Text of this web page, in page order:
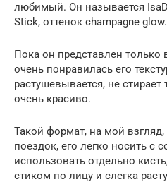
любимый. Он называется
Stick, оттенок champagne glow.
Пока он представлен только
очень понравилась его
растушевывается, не
очень красиво.
Такой формат, на мой взгляд,
поездок, его легко носить с
использовать отдельно
стиком по лицу и слегка